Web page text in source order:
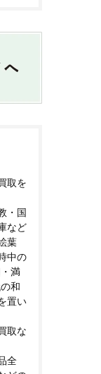
取を
・国
など
葉
中の
満
和
置い
取な
全